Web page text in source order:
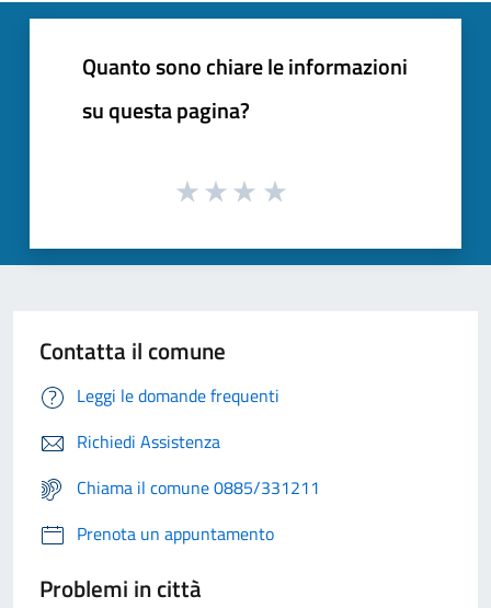
Quanto sono chiare le informazioni
su questa pagina?
Contatta il comune
Leggi le domande frequenti
Richiedi Assistenza
Chiama il comune 0885/331211
Prenota un appuntamento
Problemi in città